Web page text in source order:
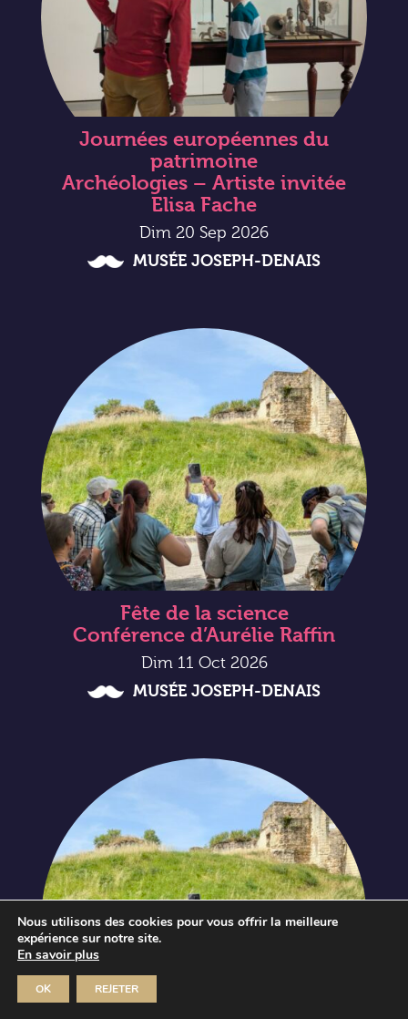
Journées européennes du
patrimoine
Archéologies – Artiste invitée
Elisa Fache
Dim 20 Sep 2026
MUSÉE JOSEPH-DENAIS
Fête de la science
Conférence d’Aurélie Raffin
Dim 11 Oct 2026
MUSÉE JOSEPH-DENAIS
Nous utilisons des cookies pour vous offrir la meilleure
expérience sur notre site.
En savoir plus
OK REJETER